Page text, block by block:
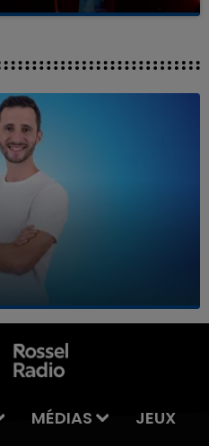
MÉDIAS
JEUX